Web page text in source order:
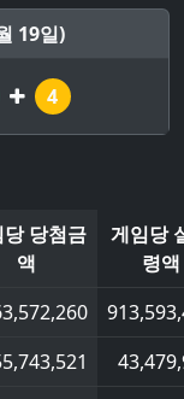
19일)
4
당첨금
액
게임당
령액